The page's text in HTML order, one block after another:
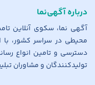
درباره آگهی‌نما
آگهی نما، سکوی آنلاین
محیطی در سراسر کشور،
دسترسی و تامین انواع
تولیدکنندگان و مشاوران